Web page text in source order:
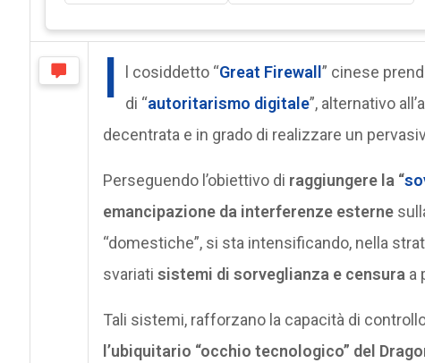
I l cosiddetto “Great Firewall” cinese
di “autoritarismo digitale”, alternativo
decentrata e in grado di realizzare un
Perseguendo l’obiettivo di raggiungere la “
emancipazione da interferenze esterne
“domestiche”, si sta intensificando, nella
svariati sistemi di sorveglianza e censura a
Tali sistemi, rafforzano la capacità di
l’ubiquitario “occhio tecnologico” del